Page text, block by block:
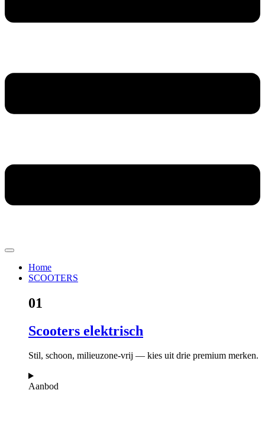
Home
SCOOTERS
01
Scooters elektrisch
Stil, schoon, milieuzone-vrij — kies uit drie premium merken.
Aanbod